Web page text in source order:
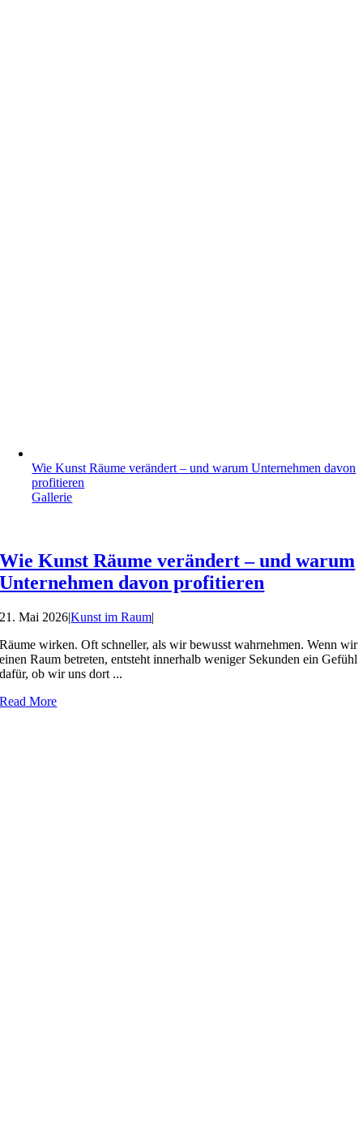
Wie Kunst Räume verändert – und warum Unternehmen davon
profitieren
Gallerie
Wie Kunst Räume verändert – und warum
Unternehmen davon profitieren
21. Mai 2026|Kunst im Raum|
Räume wirken. Oft schneller, als wir bewusst wahrnehmen. Wenn wir
einen Raum betreten, entsteht innerhalb weniger Sekunden ein Gefühl
dafür, ob wir uns dort ...
Read More